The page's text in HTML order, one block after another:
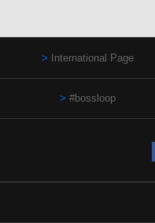
International Page
#bossloop